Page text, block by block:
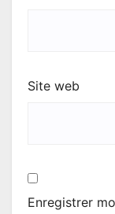
Site web
Enregistrer